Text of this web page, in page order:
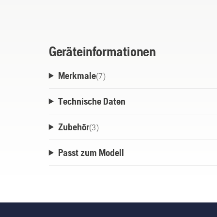
Geräteinformationen
Merkmale(7)
Technische Daten
Zubehör(3)
Passt zum Modell